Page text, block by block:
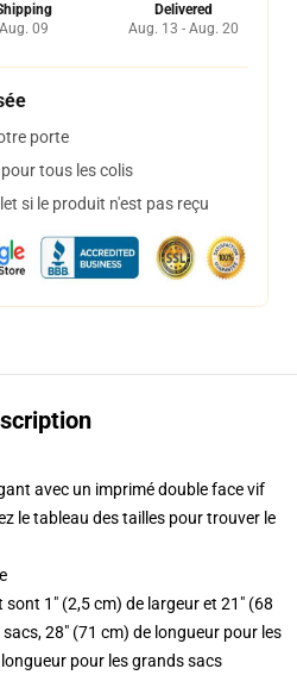
Aug. 09
Delivered
Aug. 13 - Aug. 20
porte
tous les colis
si le produit n'est pas reçu
avec un imprimé double face vif
le tableau des tailles pour trouver le
1" (2,5 cm) de largeur et 21" (68
28" (71 cm) de longueur pour les
pour les grands sacs